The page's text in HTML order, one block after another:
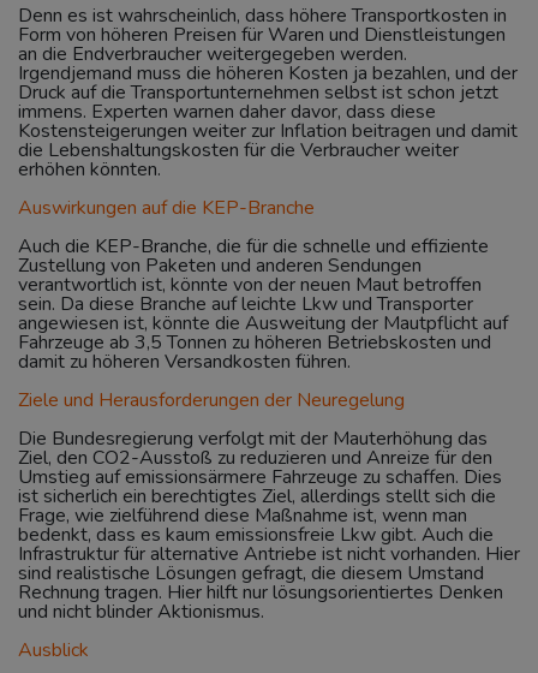
Denn es ist wahrscheinlich, dass höhere Transportkosten in
Form von höheren Preisen für Waren und Dienstleistungen
an die Endverbraucher weitergegeben werden.
Irgendjemand muss die höheren Kosten ja bezahlen, und der
Druck auf die Transportunternehmen selbst ist schon jetzt
immens. Experten warnen daher davor, dass diese
Kostensteigerungen weiter zur Inflation beitragen und damit
die Lebenshaltungskosten für die Verbraucher weiter
erhöhen könnten.
Auswirkungen auf die KEP-Branche
Auch die KEP-Branche, die für die schnelle und effiziente
Zustellung von Paketen und anderen Sendungen
verantwortlich ist, könnte von der neuen Maut betroffen
sein. Da diese Branche auf leichte Lkw und Transporter
angewiesen ist, könnte die Ausweitung der Mautpflicht auf
Fahrzeuge ab 3,5 Tonnen zu höheren Betriebskosten und
damit zu höheren Versandkosten führen.
Ziele und Herausforderungen der Neuregelung
Die Bundesregierung verfolgt mit der Mauterhöhung das
Ziel, den CO2-Ausstoß zu reduzieren und Anreize für den
Umstieg auf emissionsärmere Fahrzeuge zu schaffen. Dies
ist sicherlich ein berechtigtes Ziel, allerdings stellt sich die
Frage, wie zielführend diese Maßnahme ist, wenn man
bedenkt, dass es kaum emissionsfreie Lkw gibt. Auch die
Infrastruktur für alternative Antriebe ist nicht vorhanden. Hier
sind realistische Lösungen gefragt, die diesem Umstand
Rechnung tragen. Hier hilft nur lösungsorientiertes Denken
und nicht blinder Aktionismus.
Ausblick